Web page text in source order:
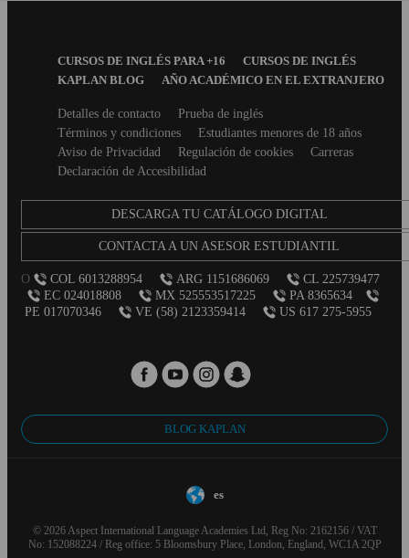
FooterCURSOS DE INGLÉS PARA +16
CURSOS DE INGLÉS
KAPLAN BLOG
AÑO ACADÉMICO EN EL EXTRANJERO
SecondaryDetalles de contacto
Prueba de inglés
Términos y condiciones
Estudiantes menores de 18 años
Aviso de Privacidad
Regulación de cookies
Carreras
Declaración de Accesibilidad
DESCARGA TU CATÁLOGO DIGITAL
CONTACTA A UN ASESOR ESTUDIANTIL
O COL 6013288954 ARG 1151686069
CL 225739477
EC 024018808
MX 525553517225
PA 8365634
PE 017070346
VE (58) 2123359414 US 617 275-5955
BLOG KAPLAN
es
© 2026 Aspect International Language Academies Ltd, Reg No: 2162156 / VAT
No: 152088224 / Reg office: 5 Bloomsbury Place, London, England, WC1A 2QP